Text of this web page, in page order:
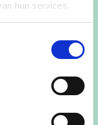
hun services.
de nadruk op
en het
inwoners.
al mee als leider
gezond